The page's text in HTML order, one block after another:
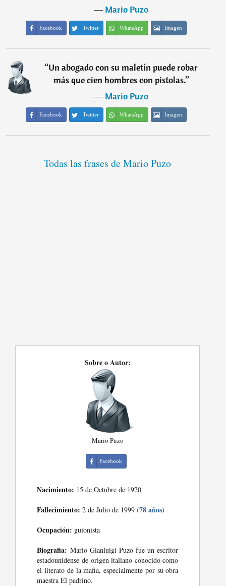
―Mario Puzo
Facebook Twitter WhatsApp Imagen
“Un abogado con su maletín puede robar
más que cien hombres con pistolas.”
―Mario Puzo
Facebook Twitter WhatsApp Imagen
Todas las frases de Mario Puzo
Sobre o Autor:
Mario Puzo
Facebook
Nacimiento: 15 de Octubre de 1920
Fallecimiento: 2 de Julio de 1999(78 años)
Ocupación: guionista
Biografia: Mario Gianluigi Puzo fue un escritor
estadounidense de origen italiano conocido como
el literato de la mafia, especialmente por su obra
maestra El padrino.